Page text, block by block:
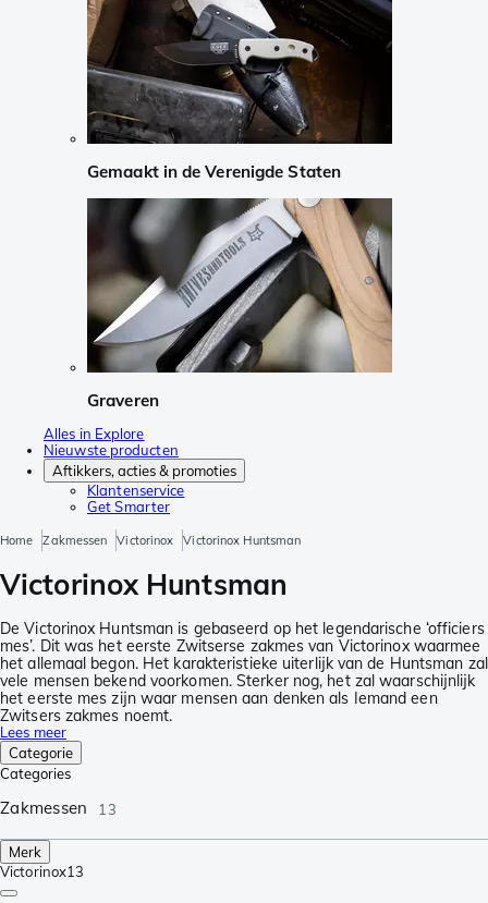
Gemaakt in de Verenigde Staten
Graveren
Alles in Explore
Nieuwste producten
Aftikkers, acties & promoties
Klantenservice
Get Smarter
Home Zakmessen Victorinox Victorinox Huntsman
Victorinox Huntsman
De Victorinox Huntsman is gebaseerd op het legendarische ‘officiers
mes’. Dit was het eerste Zwitserse zakmes van Victorinox waarmee
het allemaal begon. Het karakteristieke uiterlijk van de Huntsman zal
vele mensen bekend voorkomen. Sterker nog, het zal waarschijnlijk
het eerste mes zijn waar mensen aan denken als Iemand een
Zwitsers zakmes noemt.
Lees meer
Categorie
Categories
Zakmessen 13
Merk
Victorinox13